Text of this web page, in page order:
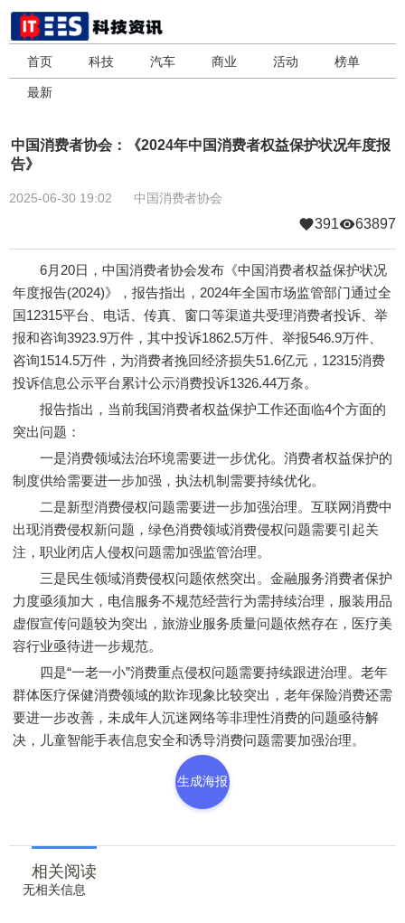
首页 科技 汽车 商业 活动 榜单
最新
中国消费者协会：《2024年中国消费者权益保护状况年度报
告》
2025-06-30 19:02 中国消费者协会
391 63897
6月20日，中国消费者协会发布《中国消费者权益保护状况
年度报告(2024)》，报告指出，2024年全国市场监管部门通过全
国12315平台、电话、传真、窗口等渠道共受理消费者投诉、举
报和咨询3923.9万件，其中投诉1862.5万件、举报546.9万件、
咨询1514.5万件，为消费者挽回经济损失51.6亿元，12315消费
投诉信息公示平台累计公示消费投诉1326.44万条。
报告指出，当前我国消费者权益保护工作还面临4个方面的
突出问题：
一是消费领域法治环境需要进一步优化。消费者权益保护的
制度供给需要进一步加强，执法机制需要持续优化。
二是新型消费侵权问题需要进一步加强治理。互联网消费中
出现消费侵权新问题，绿色消费领域消费侵权问题需要引起关
注，职业闭店人侵权问题需加强监管治理。
三是民生领域消费侵权问题依然突出。金融服务消费者保护
力度亟须加大，电信服务不规范经营行为需持续治理，服装用品
虚假宣传问题较为突出，旅游业服务质量问题依然存在，医疗美
容行业亟待进一步规范。
四是“一老一小”消费重点侵权问题需要持续跟进治理。老年
群体医疗保健消费领域的欺诈现象比较突出，老年保险消费还需
要进一步改善，未成年人沉迷网络等非理性消费的问题亟待解
决，儿童智能手表信息安全和诱导消费问题需要加强治理。
生成海报
相关阅读
无相关信息